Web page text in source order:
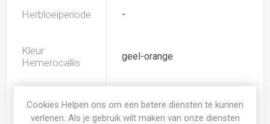
Herbloeiperiode -
Kleur
Hemerocallis
geel-orange
Spider
Cookies Helpen ons om een betere diensten te kunnen
verlenen. Als je gebruik wilt maken van onze diensten